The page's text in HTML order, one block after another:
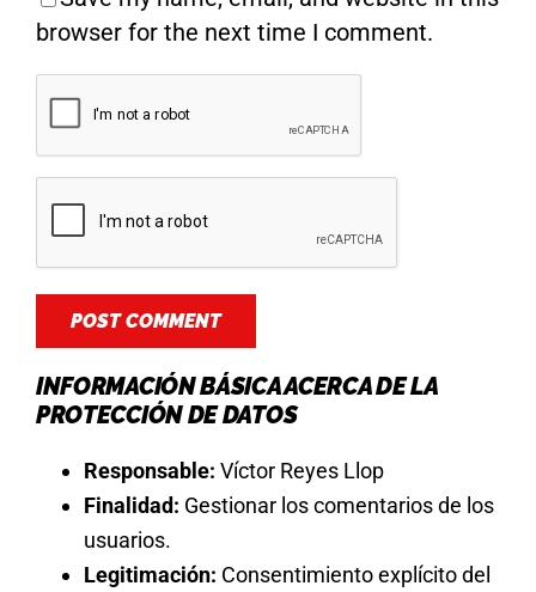
browser for the next time I comment.
INFORMACIÓN BÁSICA ACERCA DE LA
PROTECCIÓN DE DATOS
Responsable: Víctor Reyes Llop
Finalidad: Gestionar los comentarios de los
usuarios.
Legitimación: Consentimiento explícito del